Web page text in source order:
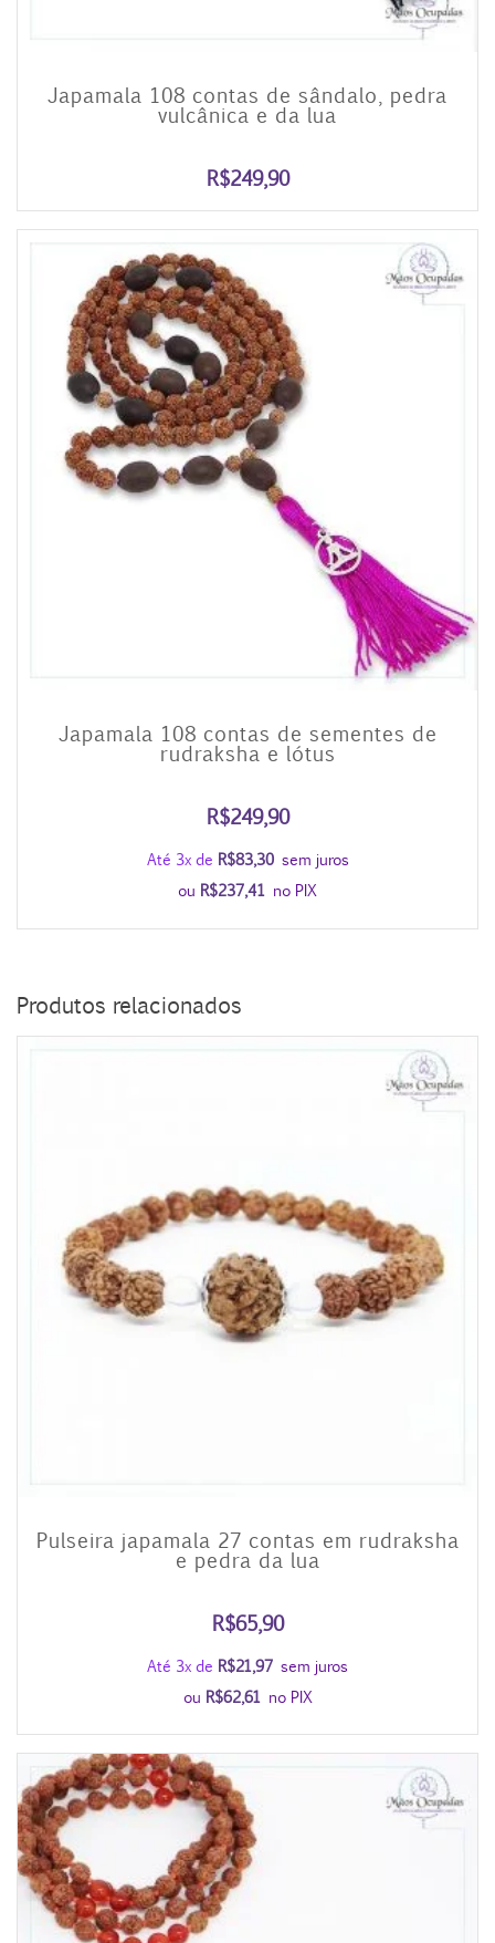
Japamala 108 contas de sândalo, pedra
vulcânica e da lua
R$249,90
Japamala 108 contas de sementes de
rudraksha e lótus
R$249,90
Até 3x de R$83,30 sem juros
ou R$237,41 no PIX
Produtos relacionados
Pulseira japamala 27 contas em rudraksha
e pedra da lua
R$65,90
Até 3x de R$21,97 sem juros
ou R$62,61 no PIX